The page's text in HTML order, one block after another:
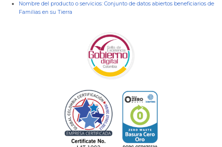
Nombre del producto o servicios: Conjunto de datos abiertos beneficiarios de
Familias en su Tierra